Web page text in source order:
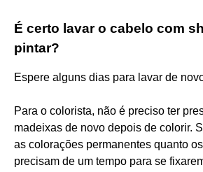
É certo lavar o cabelo com
pintar?
Espere alguns dias para lavar de
Para o colorista, não é preciso ter
madeixas de novo depois de colorir.
as colorações permanentes quanto
precisam de um tempo para se